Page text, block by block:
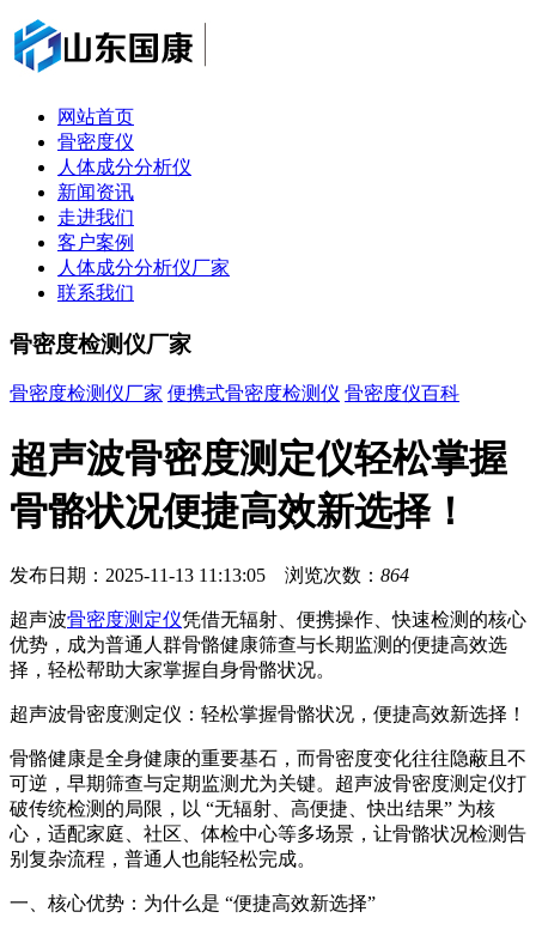
网站首页
骨密度仪
人体成分分析仪
新闻资讯
走进我们
客户案例
人体成分分析仪厂家
联系我们
骨密度检测仪厂家
骨密度检测仪厂家 便携式骨密度检测仪 骨密度仪百科
超声波骨密度测定仪轻松掌握
骨骼状况便捷高效新选择！
发布日期：2025-11-13 11:13:05 浏览次数： 864
超声波骨密度测定仪凭借无辐射、便携操作、快速检测的核心
优势，成为普通人群骨骼健康筛查与长期监测的便捷高效选
择，轻松帮助大家掌握自身骨骼状况。
超声波骨密度测定仪：轻松掌握骨骼状况，便捷高效新选择！
骨骼健康是全身健康的重要基石，而骨密度变化往往隐蔽且不
可逆，早期筛查与定期监测尤为关键。超声波骨密度测定仪打
破传统检测的局限，以 “无辐射、高便捷、快出结果” 为核
心，适配家庭、社区、体检中心等多场景，让骨骼状况检测告
别复杂流程，普通人也能轻松完成。
一、核心优势：为什么是 “便捷高效新选择”